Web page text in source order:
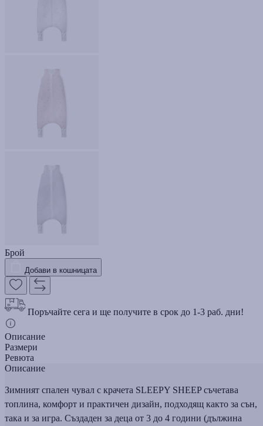
Брой
Добави в кошницата
Поръчайте сега и ще получите в срок до 1-3 раб. дни!
Описание
Размери
Ревюта
Описание
Зимният спален чувал с крачета SLEEPY SHEEP съчетава
топлина, комфорт и практичен дизайн, подходящ както за сън,
така и за игра. Създаден за деца от 3 до 4 години (дължина